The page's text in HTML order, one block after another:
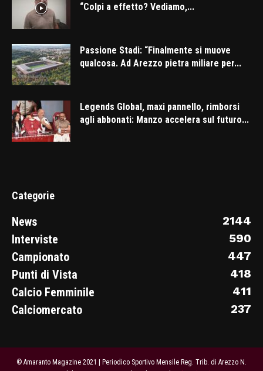
“Colpi a effetto? Vediamo,...
Passione Stadi: “Finalmente si muove
qualcosa. Ad Arezzo pietra miliare per...
Legends Global, maxi pannello, rimborsi
agli abbonati: Manzo accelera sul futuro...
Categorie
News
2144
Interviste
590
Campionato
447
Punti di Vista
418
Calcio Femminile
411
Calciomercato
237
© Amaranto Magazine 2021 | Periodico Sportivo Mensile Reg. Trib. di Arezzo N.